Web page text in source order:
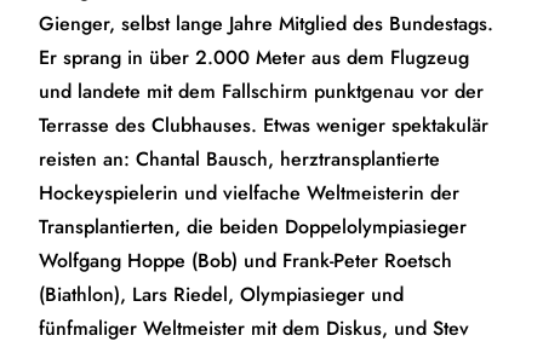
Gienger, selbst lange Jahre Mitglied des Bundestags.
Er sprang in über 2.000 Meter aus dem Flugzeug
und landete mit dem Fallschirm punktgenau vor der
Terrasse des Clubhauses. Etwas weniger spektakulär
reisten an: Chantal Bausch, herztransplantierte
Hockeyspielerin und vielfache Weltmeisterin der
Transplantierten, die beiden Doppelolympiasieger
Wolfgang Hoppe (Bob) und Frank-Peter Roetsch
(Biathlon), Lars Riedel, Olympiasieger und
fünfmaliger Weltmeister mit dem Diskus, und Stev